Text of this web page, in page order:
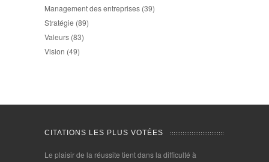
Management des entreprises (39)
Stratégie (89)
Valeurs (83)
Vision (49)
CITATIONS LES PLUS VOTÉES
Le plaisir de la réussite tient dans la difficulté à